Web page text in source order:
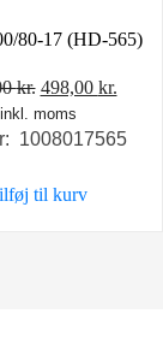
80-17 (HD-565)
kr. Den
oprindelige
pris
598,00 kr..
498,00 kr.
pris
inkl. moms
1008017565
til kurv